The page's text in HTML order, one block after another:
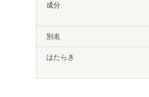
成分
別名
はたらき